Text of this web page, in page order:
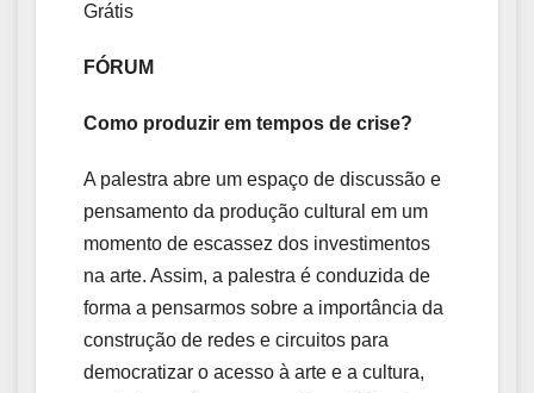
Grátis
FÓRUM
Como produzir em tempos de crise?
A palestra abre um espaço de discussão e
pensamento da produção cultural em um
momento de escassez dos investimentos
na arte. Assim, a palestra é conduzida de
forma a pensarmos sobre a importância da
construção de redes e circuitos para
democratizar o acesso à arte e a cultura,